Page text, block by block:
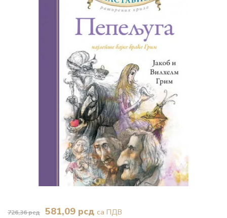
726,36рсд
Оригинална
581,09 рсдТренутна
са ПДВ